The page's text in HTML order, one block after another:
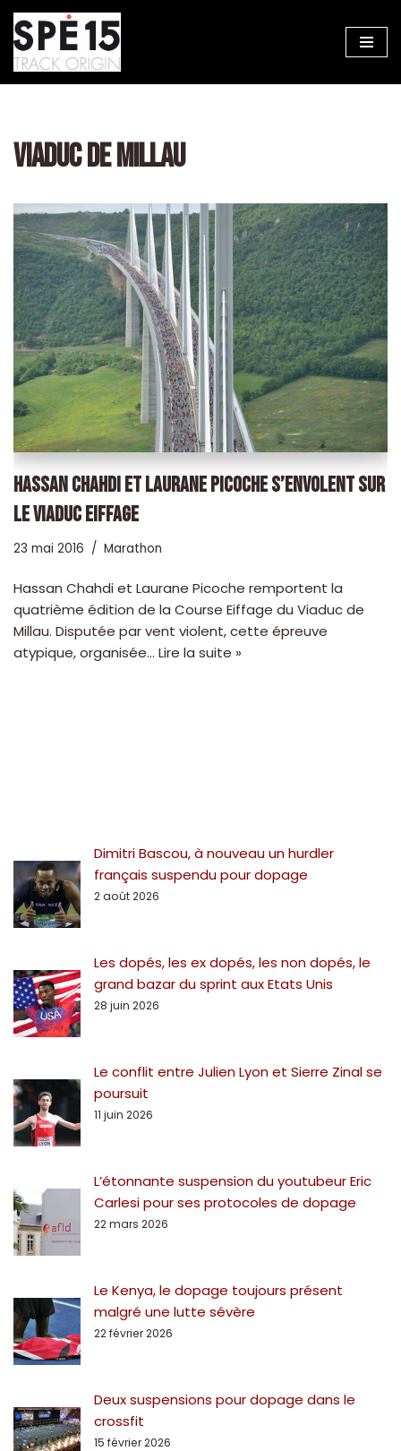
Aller
au
VIADUC DE MILLAU
HASSAN CHAHDI ET LAURANE PICOCHE S’ENVOLENT SUR
LE VIADUC EIFFAGE
23 mai 2016 Marathon
Hassan Chahdi et Laurane Picoche remportent la
quatrième édition de la Course Eiffage du Viaduc de
Millau. Disputée par vent violent, cette épreuve
atypique, organisée… Lire la suite »
Dimitri Bascou, à nouveau un hurdler
français suspendu pour dopage
2 août 2026
Les dopés, les ex dopés, les non dopés, le
grand bazar du sprint aux Etats Unis
28 juin 2026
Le conflit entre Julien Lyon et Sierre Zinal se
poursuit
11 juin 2026
L’étonnante suspension du youtubeur Eric
Carlesi pour ses protocoles de dopage
22 mars 2026
Le Kenya, le dopage toujours présent
malgré une lutte sévère
22 février 2026
Deux suspensions pour dopage dans le
crossfit
15 février 2026